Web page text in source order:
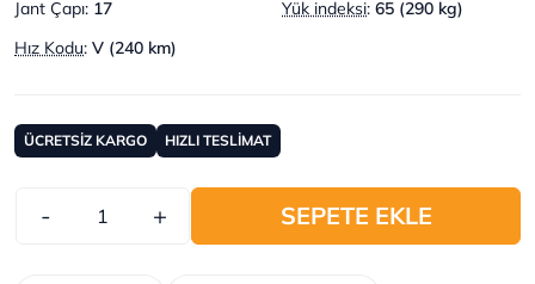
Jant Çapı: 17 Yük indeksi: 65 (290 kg)
Hız Kodu: V (240 km)
ÜCRETSİZ KARGO HIZLI TESLİMAT
- + SEPETE EKLE